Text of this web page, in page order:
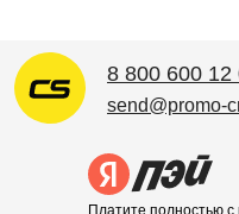
8 800 600 12
send@promo-